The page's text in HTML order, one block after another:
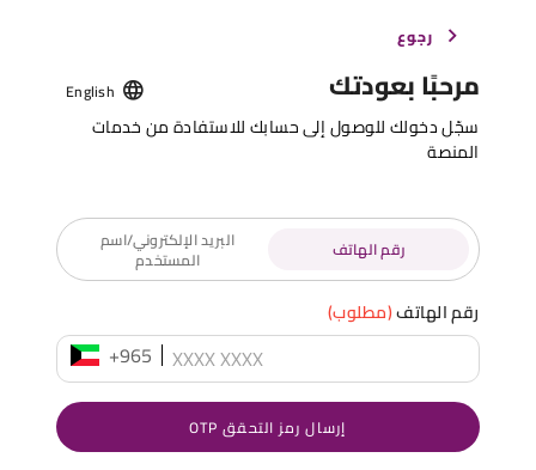
رجوع
مرحبًا بعودتك English
سجّل دخولك للوصول إلى حسابك للاستفادة من خدمات
المنصة
رقم الهاتف البريد الإلكتروني/اسم
المستخدم
رقم الهاتف(مطلوب)
+965
إرسال رمز التحقق OTP